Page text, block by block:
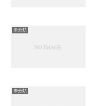
未分類
未分類